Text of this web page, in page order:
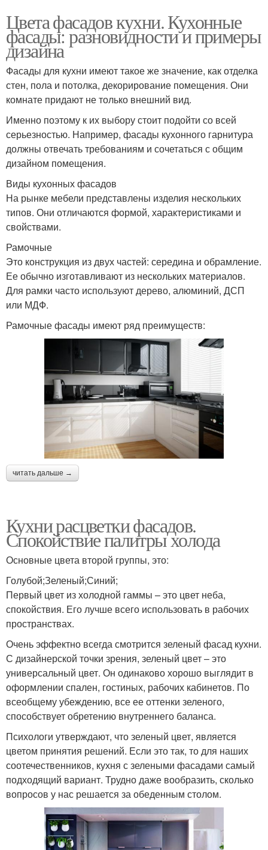
Цвета фасадов кухни. Кухонные
фасады: разновидности и примеры
дизайна
Фасады для кухни имеют такое же значение, как отделка
стен, пола и потолка, декорирование помещения. Они
комнате придают не только внешний вид.
Именно поэтому к их выбору стоит подойти со всей
серьезностью. Например, фасады кухонного гарнитура
должны отвечать требованиям и сочетаться с общим
дизайном помещения.
Виды кухонных фасадов
На рынке мебели представлены изделия нескольких
типов. Они отличаются формой, характеристиками и
свойствами.
Рамочные
Это конструкция из двух частей: середина и обрамление.
Ее обычно изготавливают из нескольких материалов.
Для рамки часто используют дерево, алюминий, ДСП
или МДФ.
Рамочные фасады имеют ряд преимуществ:
читать дальше →
Кухни расцветки фасадов.
Спокойствие палитры холода
Основные цвета второй группы, это:
Голубой;Зеленый;Синий;
Первый цвет из холодной гаммы – это цвет неба,
спокойствия. Его лучше всего использовать в рабочих
пространствах.
Очень эффектно всегда смотрится зеленый фасад кухни.
С дизайнерской точки зрения, зеленый цвет – это
универсальный цвет. Он одинаково хорошо выглядит в
оформлении спален, гостиных, рабочих кабинетов. По
всеобщему убеждению, все ее оттенки зеленого,
способствует обретению внутреннего баланса.
Психологи утверждают, что зеленый цвет, является
цветом принятия решений. Если это так, то для наших
соотечественников, кухня с зелеными фасадами самый
подходящий вариант. Трудно даже вообразить, сколько
вопросов у нас решается за обеденным столом.